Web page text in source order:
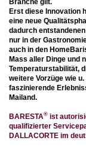
Erst diese Innovation
eine neue
dadurch
nur in der
auch in den
Mass aller Dinge und
Temperaturstabilität,
weitere Vorzüge wie
faszinierende
Mailand.
BARESTA® ist
qualifizierter
DALLACORTE im